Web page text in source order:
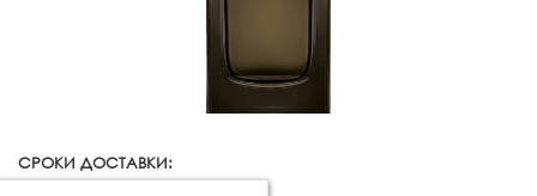
СРОКИ ДОСТАВКИ: